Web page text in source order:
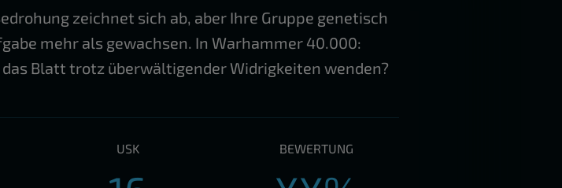
zeichnet sich ab, aber Ihre Gruppe genetisch
mehr als gewachsen. In Warhammer 40.000:
das Blatt trotz überwältigender Widrigkeiten wenden?
USK BEWERTUNG